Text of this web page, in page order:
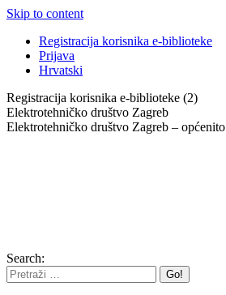
Skip to content
Registracija korisnika e-biblioteke
Prijava
Hrvatski
Registracija korisnika e-biblioteke (2)
Elektrotehničko društvo Zagreb
Elektrotehničko društvo Zagreb – općenito
Search: